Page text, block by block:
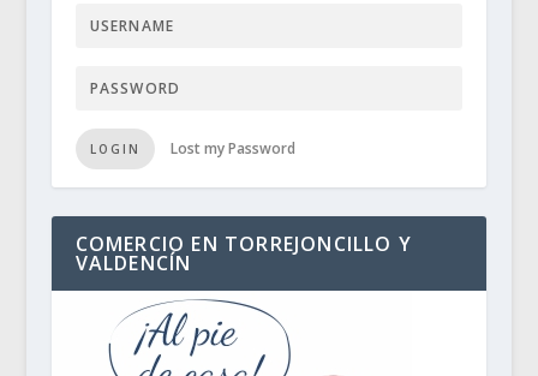
LOGIN Lost my Password
COMERCIO EN TORREJONCILLO Y
VALDENCÍN